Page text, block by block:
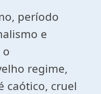
período
e
o
regime,
caótico, cruel